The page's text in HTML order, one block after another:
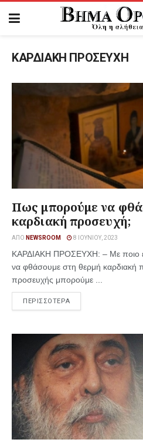
ΚΑΡΔΙΑΚΗ ΠΡΟΣΕΥΧΗ
Πως μπορούμε να
καρδιακή προσευχή;
ΑΠΌ NEWSROOM 8 ΙΟΥΝΊΟΥ, 2023
ΚΑΡΔΙΑΚΗ ΠΡΟΣΕΥΧΗ: – Με ποιο
να φθάσουμε στη θερμή καρδιακή
προσευχής μπορούμε ...
ΠΕΡΙΣΣΟΤΕΡΑ